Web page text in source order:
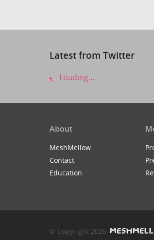
Latest from Twitter
Loading...
About
MeshMellow
Contact
Education
© Copyright 2026